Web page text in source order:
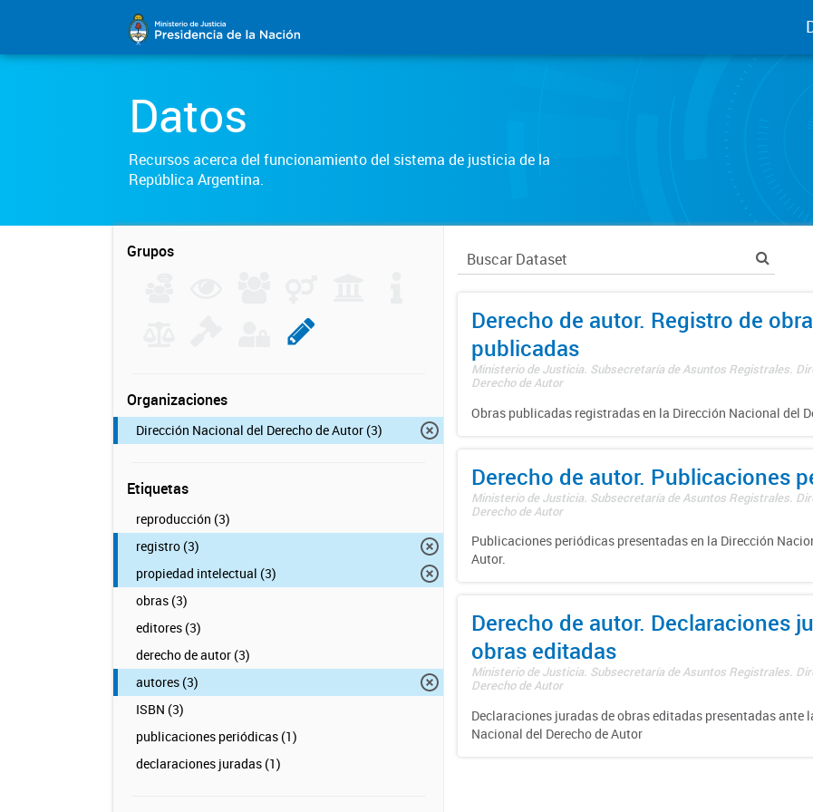
Datos
Recursos acerca del funcionamiento del sistema de justicia de la
República Argentina.
Grupos
Organizaciones
Dirección Nacional del Derecho de Autor (3)
Etiquetas
reproducción (3)
registro (3)
propiedad intelectual (3)
obras (3)
editores (3)
derecho de autor (3)
autores (3)
ISBN (3)
publicaciones periódicas (1)
declaraciones juradas (1)
Derecho de autor. Registro de
publicadas
Ministerio de Justicia. Subsecretaría de Asuntos Registrales.
Derecho de Autor
Obras publicadas registradas en la Dirección Nacional del
Derecho de autor. Publicaciones
Ministerio de Justicia. Subsecretaría de Asuntos Registrales.
Derecho de Autor
Publicaciones periódicas presentadas en la Dirección
Autor.
Derecho de autor. Declaraciones
obras editadas
Ministerio de Justicia. Subsecretaría de Asuntos Registrales.
Derecho de Autor
Declaraciones juradas de obras editadas presentadas ante
Nacional del Derecho de Autor